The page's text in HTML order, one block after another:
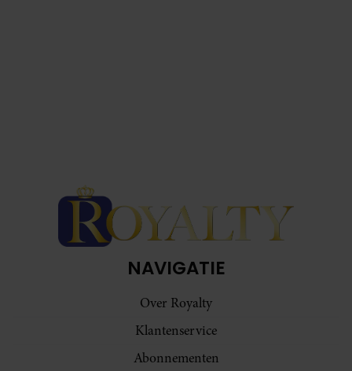
NAVIGATIE
Over Royalty
Klantenservice
Abonnementen